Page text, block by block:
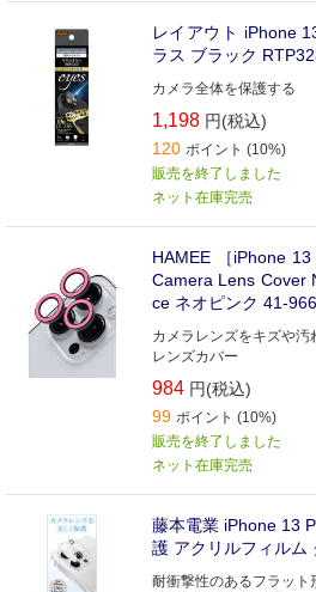
レイアウト iPhone
ラス ブラック
カメラ全体を保護する
1,198 円(税込)
120 ポイント (10%)
販売を終了しました
ネット在庫完売
HAMEE ［iPhone
Camera Lens Cover
ce ネオピンク 41-
カメラレンズをキズや汚
レンズカバー
984 円(税込)
99 ポイント (10%)
販売を終了しました
ネット在庫完売
藤本電業 iPhone 13
護 アクリルフィルム
耐衝撃性のあるフラット